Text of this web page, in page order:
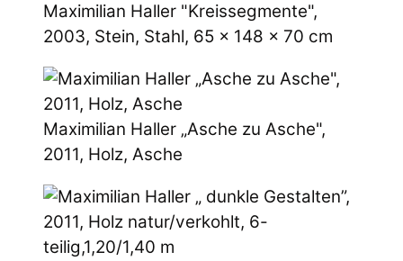
Maximilian Haller "Kreissegmente",
2003, Stein, Stahl, 65 x 148 x 70 cm
Maximilian Haller „Asche zu Asche",
2011, Holz, Asche